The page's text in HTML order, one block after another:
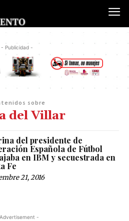
- Publicidad -
sobre
del Villar
del presidente de
Española de Fútbol
en IBM y secuestrada en
Fe
21, 2016
-